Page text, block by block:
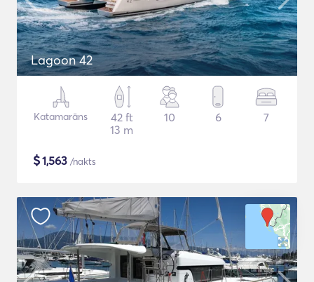
Lagoon 42
Katamarāns
42 ft
13 m
10 6 7
$1,563 /nakts